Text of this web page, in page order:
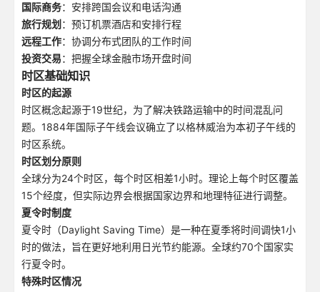
国际商务：安排跨国会议和电话沟通
旅行规划 ：预订机票酒店和安排行程
远程工作：协调分布式团队的工作时间
投资交易：把握全球金融市场开盘时间
时区基础知识
时区的起源
时区概念起源于19世纪，为了解决铁路运输中的时间混乱问
题。1884年国际子午线会议确立了以格林威治为本初子午线的
时区系统。
时区划分原则
全球分为24个时区，每个时区相差1小时。理论上每个时区覆盖
15个经度，但实际边界会根据国家边界和地理特征进行调整。
夏令时制度
夏令时（Daylight Saving Time）是一种在夏季将时间调快1小
时的做法，旨在更好地利用日光节约能源。全球约70个国家实
行夏令时。
特殊时区情况